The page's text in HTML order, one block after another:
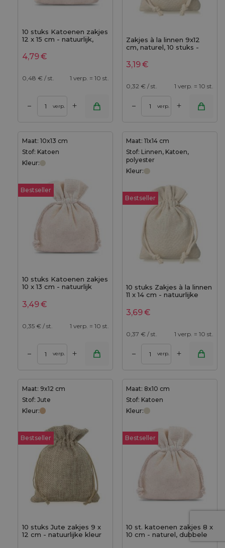
10 stuks Katoenen zakjes
12 x 15 cm - natuurlijk,
4,79€
0,48 € / st. 1 verp. = 10 st.
– verp. +
Zakjes à la linnen 9x12
cm, naturel, 10 stuks -
decoratieve kraag
3,19€
0,32 € / st. 1 verp. = 10 st.
– verp. +
Maat: 10x13 cm
Stof: Katoen
Kleur:
Bestseller
10 stuks Katoenen zakjes
10 x 13 cm - natuurlijk
3,49€
0,35 € / st. 1 verp. = 10 st.
– verp. +
Maat: 11x14 cm
Stof: Linnen, Katoen,
polyester
Kleur:
Bestseller
10 stuks Zakjes à la linnen
11 x 14 cm - natuurlijke
3,69€
0,37 € / st. 1 verp. = 10 st.
– verp. +
Maat: 9x12 cm
Stof: Jute
Kleur:
Bestseller
10 stuks Jute zakjes 9 x
12 cm - natuurlijke kleur
Maat: 8x10 cm
Stof: Katoen
Kleur:
Bestseller
10 st. katoenen zakjes 8 x
10 cm - naturel, dubbele